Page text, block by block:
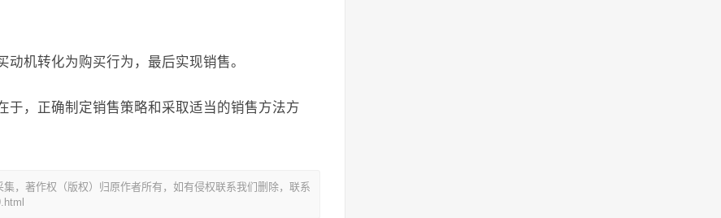
机转化为购买行为，最后实现销售。
于，正确制定销售策略和采取适当的销售方法方
，著作权（版权）归原作者所有，如有侵权联系我们删除，联系